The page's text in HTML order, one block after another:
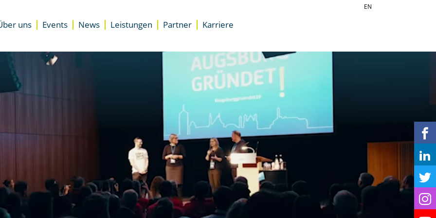
uns Events News
Newsletter
Leistungen
Accelerator für Gründer
Accelerator für Unternehmen
Besser starten
Coworking Space
Meeting- & Eventräume mieten
Start-up Büroräume
Partner Karriere
EN